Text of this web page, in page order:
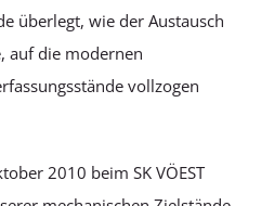
überlegt, wie der Austausch
auf die modernen
vollzogen
2010 beim SK VÖEST